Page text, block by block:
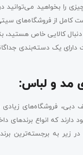
را بخواهید می‌توانید
کامل از فروشگاه‌های
دنبال کالایی خاص هستید،
دارای یک دسته‌بندی
مد و لباس:
دبی، فروشگاه‌های زیادی
دارند که انواع برندهای
زیر به برجسته‌ترین